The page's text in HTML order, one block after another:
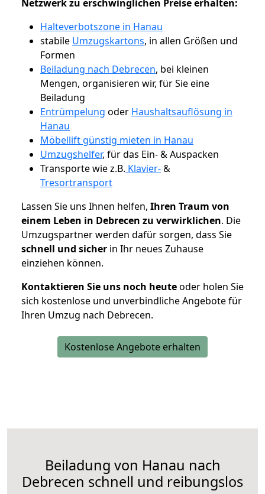
Netzwerk zu erschwinglichen Preise erhalten:
Halteverbotszone in Hanau
stabile Umzugskartons, in allen Größen und
Formen
Beiladung nach Debrecen, bei kleinen
Mengen, organisieren wir, für Sie eine
Beiladung
Entrümpelung oder Haushaltsauflösung in
Hanau
Möbellift günstig mieten in Hanau
Umzugshelfer, für das Ein- & Auspacken
Transporte wie z.B. Klavier-&
Tresortransport
Lassen Sie uns Ihnen helfen, Ihren Traum von
einem Leben in Debrecen zu verwirklichen. Die
Umzugspartner werden dafür sorgen, dass Sie
schnell und sicher in Ihr neues Zuhause
einziehen können.
Kontaktieren Sie uns noch heuteoder holen Sie
sich kostenlose und unverbindliche Angebote für
Ihren Umzug nach Debrecen.
Kostenlose Angebote erhalten
Beiladung von Hanau nach
Debrecen schnell und reibungslos